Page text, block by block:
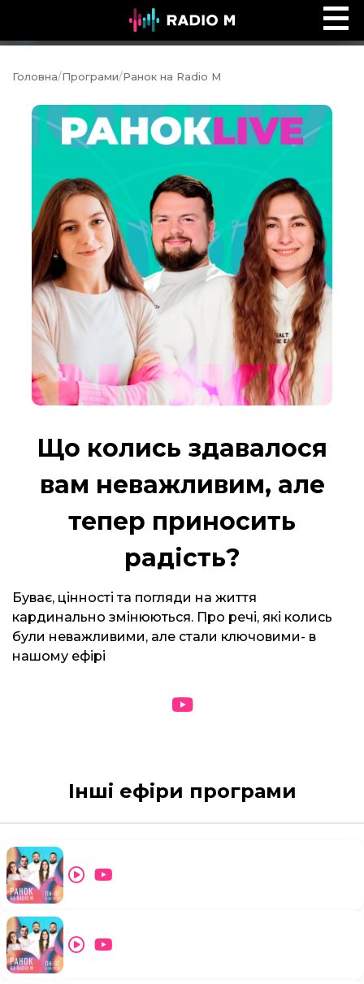
Ефір Radio M
Головна/Програми/Ранок на Radio M
Що колись здавалося
вам неважливим, але
тепер приносить
радість?
Буває, цінності та погляди на життя
кардинально змінюються. Про речі, які колись
були неважливими, але стали ключовими- в
нашому ефірі
Інші ефіри програми